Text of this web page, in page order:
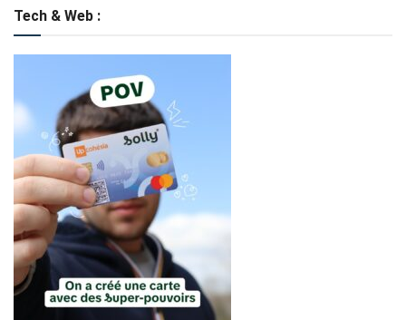
Tech & Web :